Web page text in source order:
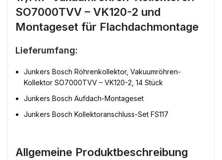
SO7000TVV – VK120-2 und
Montageset für Flachdachmontage
Lieferumfang:
Junkers Bosch Röhrenkollektor, Vakuumröhren-
Kollektor SO7000TVV – VK120-2, 14 Stück
Junkers Bosch Aufdach-Montageset
Junkers Bosch Kollektoranschluss-Set FS117
Allgemeine Produktbeschreibung